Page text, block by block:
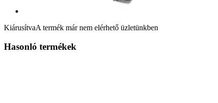
KiárusítvaA termék már nem elérhető üzletünkben
Hasonló termékek